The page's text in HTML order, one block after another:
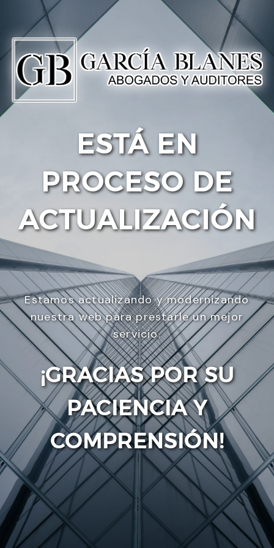
ESTÁ EN
PROCESO DE
ACTUALIZACIÓN
Estamos actualizando y modernizando
nuestra web para prestarle un mejor
servicio.
¡GRACIAS POR SU
PACIENCIA Y
COMPRENSIÓN!
Utilizamos cookies para ofrecerte la mejor
experiencia en nuestra web.
Puedes aprender más sobre qué cookies utilizamos
o desactivarlas en los
ajustes
Aceptar
Enviar